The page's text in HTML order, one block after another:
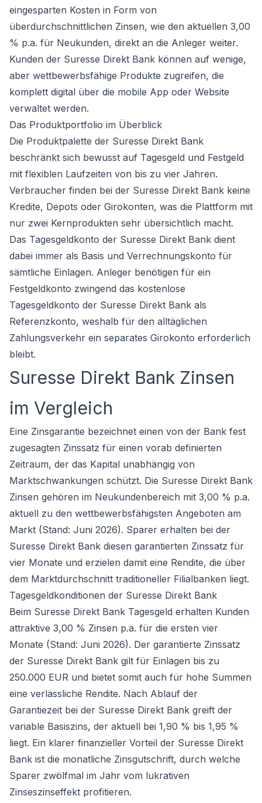
eingesparten Kosten in Form von
überdurchschnittlichen Zinsen, wie den aktuellen 3,00
% p.a. für Neukunden, direkt an die Anleger weiter.
Kunden der Suresse Direkt Bank können auf wenige,
aber wettbewerbsfähige Produkte zugreifen, die
komplett digital über die mobile App oder Website
verwaltet werden.
Das Produktportfolio im Überblick
Die Produktpalette der Suresse Direkt Bank
beschränkt sich bewusst auf Tagesgeld und Festgeld
mit flexiblen Laufzeiten von bis zu vier Jahren.
Verbraucher finden bei der Suresse Direkt Bank keine
Kredite, Depots oder Girokonten, was die Plattform mit
nur zwei Kernprodukten sehr übersichtlich macht.
Das Tagesgeldkonto der Suresse Direkt Bank dient
dabei immer als Basis und Verrechnungskonto für
sämtliche Einlagen. Anleger benötigen für ein
Festgeldkonto zwingend das kostenlose
Tagesgeldkonto der Suresse Direkt Bank als
Referenzkonto, weshalb für den alltäglichen
Zahlungsverkehr ein separates Girokonto erforderlich
bleibt.
Suresse Direkt Bank Zinsen
im Vergleich
Eine Zinsgarantie bezeichnet einen von der Bank fest
zugesagten Zinssatz für einen vorab definierten
Zeitraum, der das Kapital unabhängig von
Marktschwankungen schützt. Die Suresse Direkt Bank
Zinsen gehören im Neukundenbereich mit 3,00 % p.a.
aktuell zu den wettbewerbsfähigsten Angeboten am
Markt (Stand: Juni 2026). Sparer erhalten bei der
Suresse Direkt Bank diesen garantierten Zinssatz für
vier Monate und erzielen damit eine Rendite, die über
dem Marktdurchschnitt traditioneller Filialbanken liegt.
Tagesgeldkonditionen der Suresse Direkt Bank
Beim Suresse Direkt Bank Tagesgeld erhalten Kunden
attraktive 3,00 % Zinsen p.a. für die ersten vier
Monate (Stand: Juni 2026). Der garantierte Zinssatz
der Suresse Direkt Bank gilt für Einlagen bis zu
250.000 EUR und bietet somit auch für hohe Summen
eine verlässliche Rendite. Nach Ablauf der
Garantiezeit bei der Suresse Direkt Bank greift der
variable Basiszins, der aktuell bei 1,90 % bis 1,95 %
liegt. Ein klarer finanzieller Vorteil der Suresse Direkt
Bank ist die monatliche Zinsgutschrift, durch welche
Sparer zwölfmal im Jahr vom lukrativen
Zinseszinseffekt profitieren.